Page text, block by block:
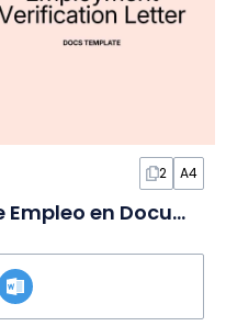
2 A4
Carta de Verificación de Empleo en Documento